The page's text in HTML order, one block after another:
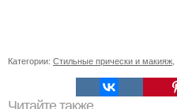
Категории: Стильные прически и макияж
Читайте также